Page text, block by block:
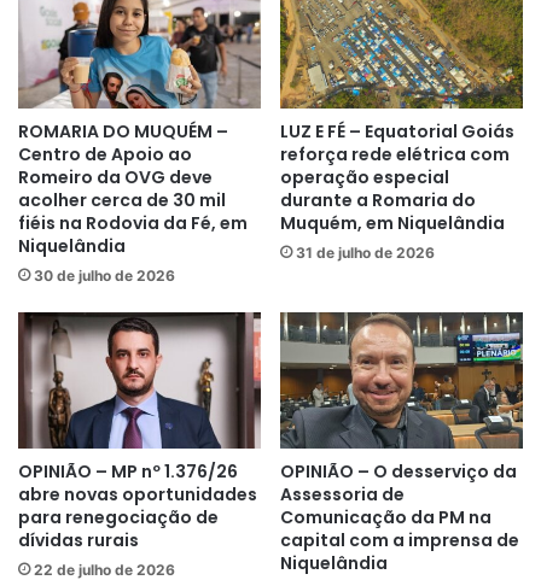
ROMARIA DO MUQUÉM –
Centro de Apoio ao
Romeiro da OVG deve
acolher cerca de 30 mil
fiéis na Rodovia da Fé, em
Niquelândia
30 de julho de 2026
LUZ E FÉ – Equatorial Goiás
reforça rede elétrica com
operação especial
durante a Romaria do
Muquém, em Niquelândia
31 de julho de 2026
OPINIÃO – MP nº 1.376/26
abre novas oportunidades
para renegociação de
dívidas rurais
22 de julho de 2026
OPINIÃO – O desserviço da
Assessoria de
Comunicação da PM na
capital com a imprensa de
Niquelândia